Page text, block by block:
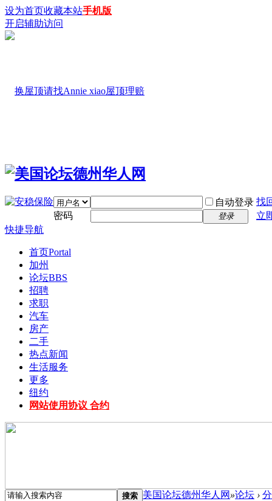
设为首页收藏本站手机版
开启辅助访问
自动登录 找
密码
登录
立
快捷导航
首页Portal
加州
论坛BBS
招聘
求职
汽车
房产
二手
热点新闻
生活服务
更多
纽约
网站使用协议 合约
搜索 美国论坛德州华人网 »论坛 ›